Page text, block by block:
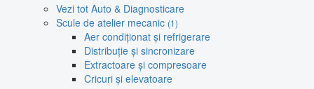
Vezi tot Auto & Diagnosticare
Scule de atelier mecanic (1)
Aer condiționat și refrigerare
Distribuție și sincronizare
Extractoare și compresoare
Cricuri și elevatoare